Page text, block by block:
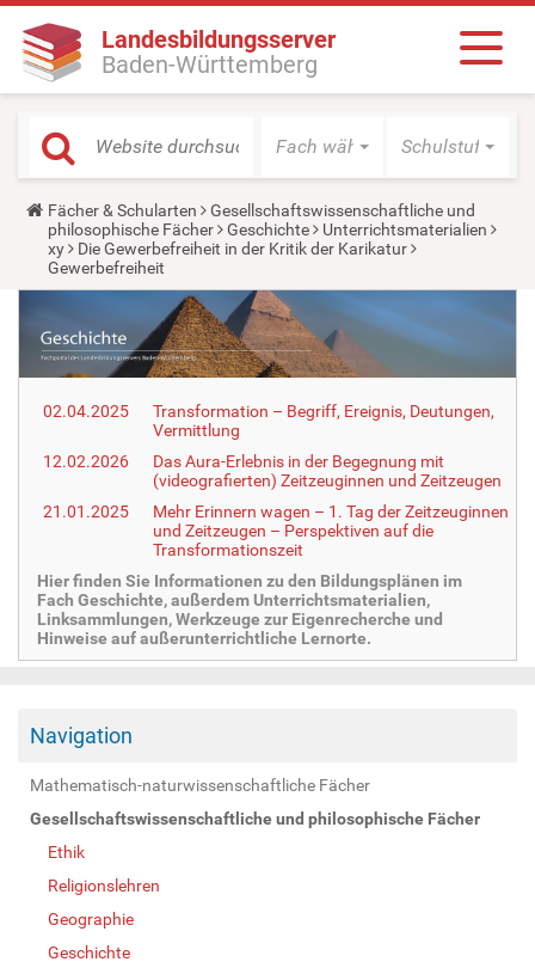
Landesbildungsserver
Baden-Württemberg
Fach wählen Schulstufe
Y
o
u
a
r
e
r
e
Fächer & Schularten
Gesellschaftswissenschaftliche und
philosophische Fächer
Geschichte
Unterrichtsmaterialien
xy
Die Gewerbefreiheit in der Kritik der Karikatur
Gewerbefreiheit
02.04.2025
Transformation – Begriff, Ereignis, Deutungen,
Vermittlung
12.02.2026
Das Aura-Erlebnis in der Begegnung mit
(videografierten) Zeitzeuginnen und Zeitzeugen
21.01.2025
Mehr Erinnern wagen – 1. Tag der Zeitzeuginnen
und Zeitzeugen – Perspektiven auf die
Transformationszeit
Hier finden Sie Informationen zu den Bildungsplänen im
Fach Geschichte, außerdem Unterrichtsmaterialien,
Linksammlungen, Werkzeuge zur Eigenrecherche und
Hinweise auf außerunterrichtliche Lernorte.
Navigation
Mathematisch-naturwissenschaftliche Fächer
Gesellschaftswissenschaftliche und philosophische Fächer
Ethik
Religionslehren
Geographie
Geschichte